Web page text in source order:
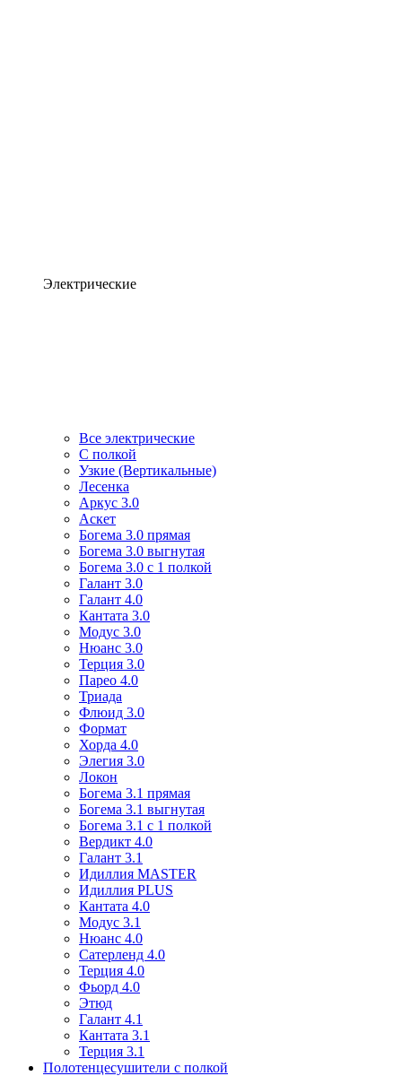
Электрические
Все электрические
С полкой
Узкие (Вертикальные)
Лесенка
Аркус 3.0
Аскет
Богема 3.0 прямая
Богема 3.0 выгнутая
Богема 3.0 с 1 полкой
Галант 3.0
Галант 4.0
Кантата 3.0
Модус 3.0
Нюанс 3.0
Терция 3.0
Парео 4.0
Триада
Флюид 3.0
Формат
Хорда 4.0
Элегия 3.0
Локон
Богема 3.1 прямая
Богема 3.1 выгнутая
Богема 3.1 с 1 полкой
Вердикт 4.0
Галант 3.1
Идиллия MASTER
Идиллия PLUS
Кантата 4.0
Модус 3.1
Нюанс 4.0
Сатерленд 4.0
Терция 4.0
Фьорд 4.0
Этюд
Галант 4.1
Кантата 3.1
Терция 3.1
Полотенцесушители с полкой